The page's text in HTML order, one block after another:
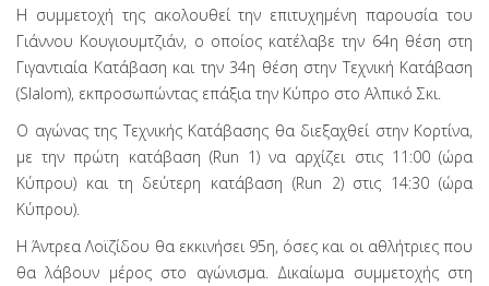
Η συμμετοχή της ακολουθεί την επιτυχημένη παρουσία του
Γιάννου Κουγιουμτζιάν, ο οποίος κατέλαβε την 64η θέση στη
Γιγαντιαία Κατάβαση και την 34η θέση στην Τεχνική Κατάβαση
(Slalom), εκπροσωπώντας επάξια την Κύπρο στο Αλπικό Σκι.
Ο αγώνας της Τεχνικής Κατάβασης θα διεξαχθεί στην Κορτίνα,
με την πρώτη κατάβαση (Run 1) να αρχίζει στις 11:00 (ώρα
Κύπρου) και τη δεύτερη κατάβαση (Run 2) στις 14:30 (ώρα
Κύπρου).
Η Άντρεα Λοϊζίδου θα εκκινήσει 95η, όσες και οι αθλήτριες που
θα λάβουν μέρος στο αγώνισμα. Δικαίωμα συμμετοχής στη